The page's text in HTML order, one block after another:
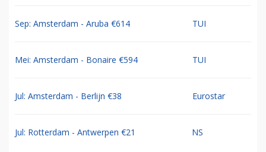
Sep: Amsterdam - Aruba €614 TUI
Mei: Amsterdam - Bonaire €594 TUI
Jul: Amsterdam - Berlijn €38 Eurostar
Jul: Rotterdam - Antwerpen €21 NS